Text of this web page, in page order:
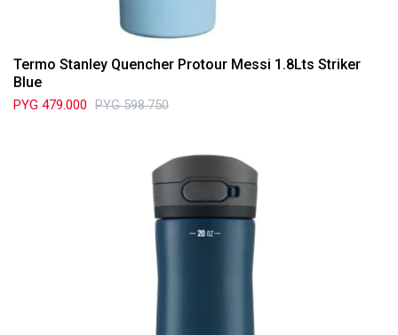
Termo Stanley Quencher Protour Messi 1.8Lts Striker
Blue
PYG 479.000 PYG 598.750